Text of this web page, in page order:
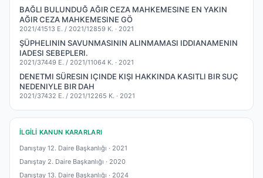
BAĞLI BULUNDUĞ AĞIR CEZA MAHKEMESINE EN YAKIN
AĞIR CEZA MAHKEMESINE GÖ
2021/41513 E. / 2021/12859 K. · 2021
ŞÜPHELININ SAVUNMASININ ALINMAMASI IDDIANAMENIN
IADESI SEBEPLERI.
2021/37449 E. / 2021/11064 K. · 2021
DENETMI SÜRESIN IÇINDE KIŞI HAKKINDA KASITLI BIR SUÇ
NEDENIYLE BIR DAH
2021/37432 E. / 2021/12265 K. · 2021
İLGILI KANUN KARARLARI
Danıştay 12. Daire Başkanlığı · 2021
Danıştay 2. Daire Başkanlığı · 2020
Danıştay 13. Daire Başkanlığı · 2024